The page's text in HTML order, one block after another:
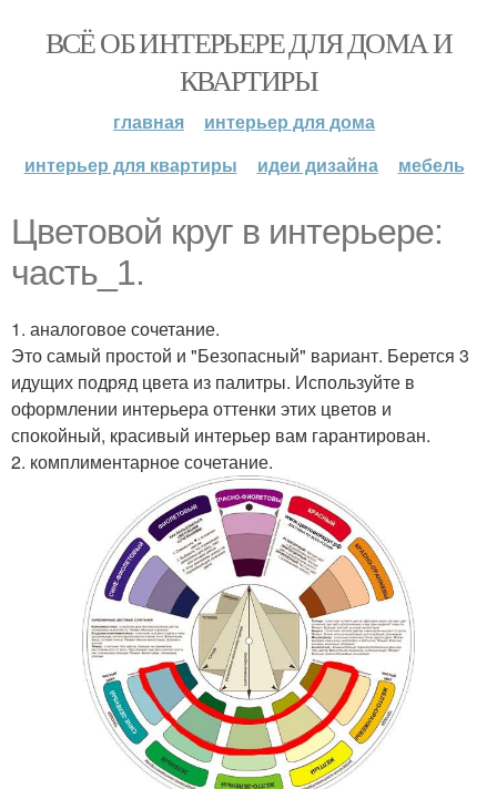
ВСЁ ОБ ИНТЕРЬЕРЕ ДЛЯ ДОМА И
КВАРТИРЫ
главная
интерьер для дома
интерьер для квартиры
идеи дизайна мебель
Цветовой круг в интерьере:
часть_1.
1. аналоговое сочетание.
Это самый простой и "Безопасный" вариант. Берется 3
идущих подряд цвета из палитры. Используйте в
оформлении интерьера оттенки этих цветов и
спокойный, красивый интерьер вам гарантирован.
2. комплиментарное сочетание.